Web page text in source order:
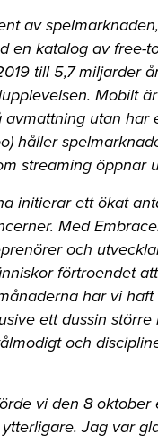
av
en katalog av free-
till 5,7 miljarder
Mobilt
utan har
håller
streaming
initierar ett ökat
Med
och
förtroendet
har vi
ett dussin
och
vi den 8 oktober
Jag var